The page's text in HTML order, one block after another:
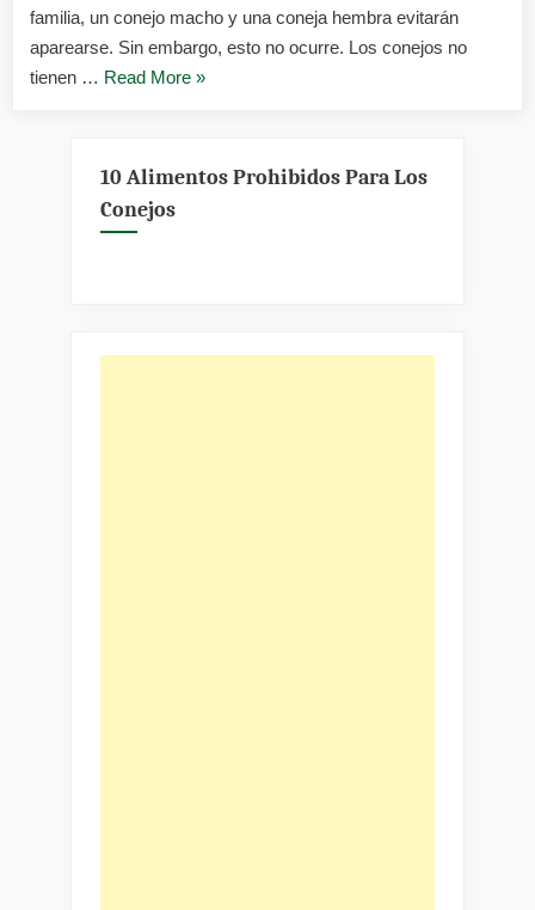
familia, un conejo macho y una coneja hembra evitarán
aparearse. Sin embargo, esto no ocurre. Los conejos no
tienen … Read More«Los
pueden
»
10 Alimentos Prohibidos Para Los
Conejos